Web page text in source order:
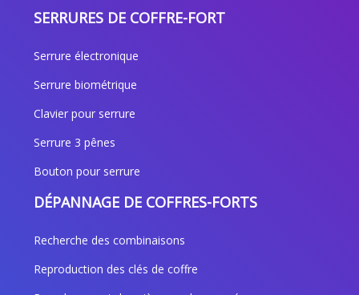
SERRURES DE COFFRE-FORT
Serrure électronique
Serrure biométrique
Clavier pour serrure
Serrure 3 pênes
Bouton pour serrure
DÉPANNAGE DE COFFRES-FORTS
Recherche des combinaisons
Reproduction des clés de coffre